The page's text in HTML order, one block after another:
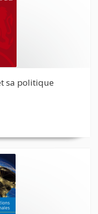
sa politique